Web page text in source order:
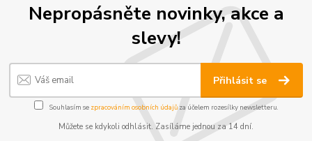
Nepropásněte novinky, akce a
slevy!
Přihlásit se
Souhlasím se zpracováním osobních údajůza účelem rozesílky newsletteru.
Můžete se kdykoli odhlásit. Zasíláme jednou za 14 dní.